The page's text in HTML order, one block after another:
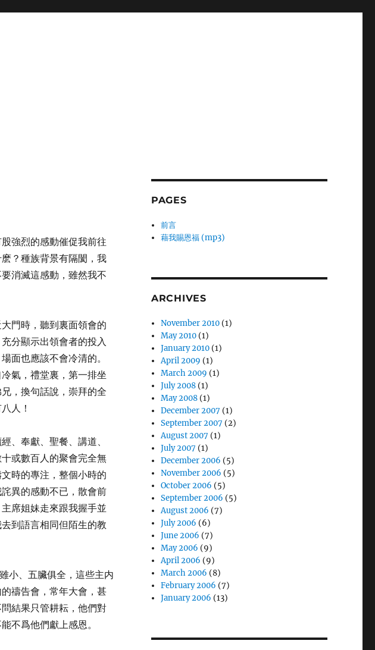
強烈的感動催促我前往
？種族背景有隔閡，我
消滅這感動，雖然我不
門時，聽到裏面領會的
分顯示出領會者的投入
面也應該不會冷清的。
氣，禮堂裏，第一排坐
，換句話說，崇拜的全
人！
、奉獻、聖餐、講道、
或數百人的聚會完全無
時的專注，整個小時的
異的感動不已，散會前
席姐妹走來跟我握手並
到語言相同但陌生的教
小、五臟俱全，這些主内
禱告會，常年大會，甚
結果只管耕耘，他們對
不爲他們獻上感恩。
PAGES
前言
藉我賜恩福 (mp3)
ARCHIVES
November 2010 (1)
May 2010 (1)
January 2010 (1)
April 2009 (1)
March 2009 (1)
July 2008 (1)
May 2008 (1)
December 2007 (1)
September 2007 (2)
August 2007 (1)
July 2007 (1)
December 2006 (5)
November 2006 (5)
October 2006 (5)
September 2006 (5)
August 2006 (7)
July 2006 (6)
June 2006 (7)
May 2006 (9)
April 2006 (9)
March 2006 (8)
February 2006 (7)
January 2006 (13)